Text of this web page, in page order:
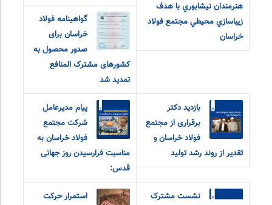
هنرمندان نيشابوري با هدف
زيباسازي محيطي مجتمع فولاد
خراسان
گواهینامه فولاد
خراسان برای
صدور محصول به
کشورهای مشترک المنافع
تمدید شد
بازدید دکتر
برقراری از مجتمع
فولاد خراسان و
تقدیر از روند رشد تولید
پیام مدیرعامل
شرکت مجتمع
فولاد خراسان به
مناسبت فرارسیدن روز جهانی
قدس:
نشست مشترک
استمرار حرکت